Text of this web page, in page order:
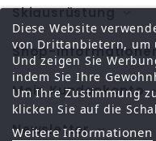
Skiausrüstung
Shop-
Mein Kundenkonto
Diese Website
von Drittanbietern, um
Und zeigen Sie
indem Sie Ihre
Um Ihre Zustimmung
klicken Sie auf die
Weitere Informationen
Newsletter